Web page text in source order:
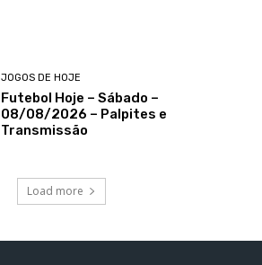
JOGOS DE HOJE
Futebol Hoje – Sábado –
08/08/2026 – Palpites e
Transmissão
Load more